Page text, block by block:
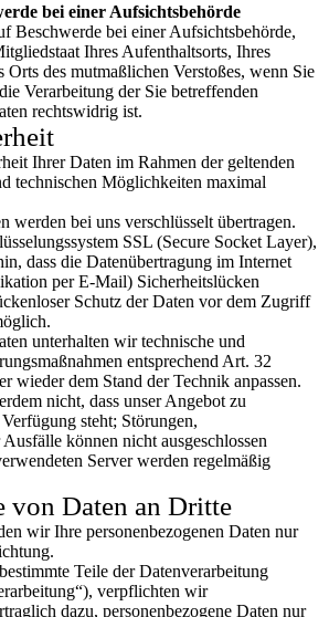
bei einer Aufsichtsbehörde
Beschwerde bei einer Aufsichtsbehörde,
Ihres Aufenthaltsorts, Ihres
Orts des mutmaßlichen Verstoßes, wenn Sie
Verarbeitung der Sie betreffenden
rechtswidrig ist.
Ihrer Daten im Rahmen der geltenden
technischen Möglichkeiten maximal
werden bei uns verschlüsselt übertragen.
SSL (Secure Socket Layer),
dass die Datenübertragung im Internet
per E-Mail) Sicherheitslücken
Schutz der Daten vor dem Zugriff
unterhalten wir technische und
entsprechend Art. 32
wieder dem Stand der Technik anpassen.
nicht, dass unser Angebot zu
steht; Störungen,
können nicht ausgeschlossen
Server werden regelmäßig
von Daten an Dritte
wir Ihre personenbezogenen Daten nur
Teile der Datenverarbeitung
verpflichten wir
dazu, personenbezogene Daten nur